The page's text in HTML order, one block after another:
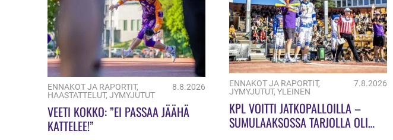
ENNAKOT JA RAPORTIT,
HAASTATTELUT, JYMYJUTUT
8.8.2026
VEETI KOKKO: ”EI PASSAA JÄÄHÄ
KATTELEE!”
ENNAKOT JA RAPORTIT,
JYMYJUTUT, YLEINEN
7.8.2026
KPL VOITTI JATKOPALLOILLA –
SUMULAAKSOSSA TARJOLLA OLI